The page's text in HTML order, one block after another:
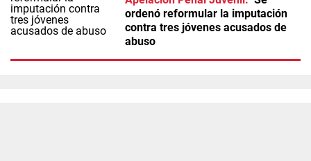
ordenó reformular la imputación
contra tres jóvenes acusados de
abuso